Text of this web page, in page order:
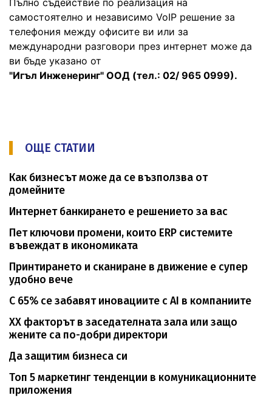
Пълно съдействие по реализация на
самостоятелно и независимо VoIP решение за
телефония между офисите ви или за
международни разговори през интернет може да
ви бъде указано от
"Игъл Инженеринг" ООД (тел.: 02/ 965 0999).
ОЩЕ СТАТИИ
Как бизнесът може да се възползва от
домейните
Интернет банкирането е решението за вас
Пет ключови промени, които ERP системите
въвеждат в икономиката
Принтирането и сканиране в движение е супер
удобно вече
С 65% се забавят иновациите с AI в компаниите
XX факторът в заседателната зала или защо
жените са по-добри директори
Да защитим бизнеса си
Топ 5 маркетинг тенденции в комуникационните
приложения